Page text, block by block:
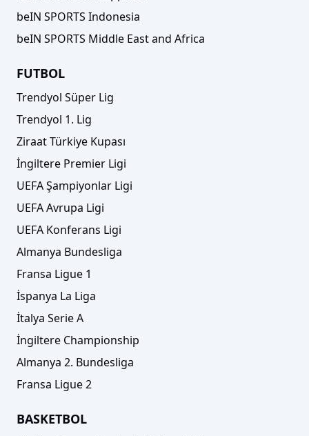
beIN SPORTS Indonesia
beIN SPORTS Middle East and Africa
FUTBOL
Trendyol Süper Lig
Trendyol 1. Lig
Ziraat Türkiye Kupası
İngiltere Premier Ligi
UEFA Şampiyonlar Ligi
UEFA Avrupa Ligi
UEFA Konferans Ligi
Almanya Bundesliga
Fransa Ligue 1
İspanya La Liga
İtalya Serie A
İngiltere Championship
Almanya 2. Bundesliga
Fransa Ligue 2
BASKETBOL